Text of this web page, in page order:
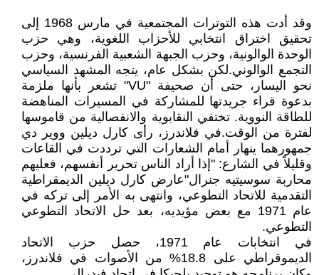
وقد أدت هذه التوترات المجتمعية في مارس 1968 إلى
تحقيق اختراق انتخابي للأحزاب اللغوية، وهي حزب
الوحدة الوالونية، وحزب الجبهة الشعبية الفرنسية، وحزب
التجمع الوالوني.لكن بشكل عام، يتجه المشهد السياسي
نحو اليسار، حتى أن صحيفة "VU" تشعر بأنها ملزمة
بدعوة قراء جريدتها للمشاركة في المسيرات المناهضة
للطاقة النووية. تختفي النقابوية والانفصالية من قاموسها
لفترة من الوقت.في فلاندرز، رأى كارل ديلين ووير دي
جمهورهما ينهار أمام الشعارات التي ترددت في القاعات
وقليلاً في الشارع: "إذا أراد الناس تحرير أنفسهم، فعليهم
محاربة سوسيتيه جنرال"عارض كارل ديلين الديمقراطية
التقدمية للاتحاد التطوعي، وانتهى به الأمر إلى تركه في
عام 1971 مع بعض مؤيديه، بعد حل الاتحاد التطوعي
التطوعي.
في انتخابات عام 1971، حصل حزب الاتحاد
الديموقراطي على 18.8% من الأصوات في فلاندرز،